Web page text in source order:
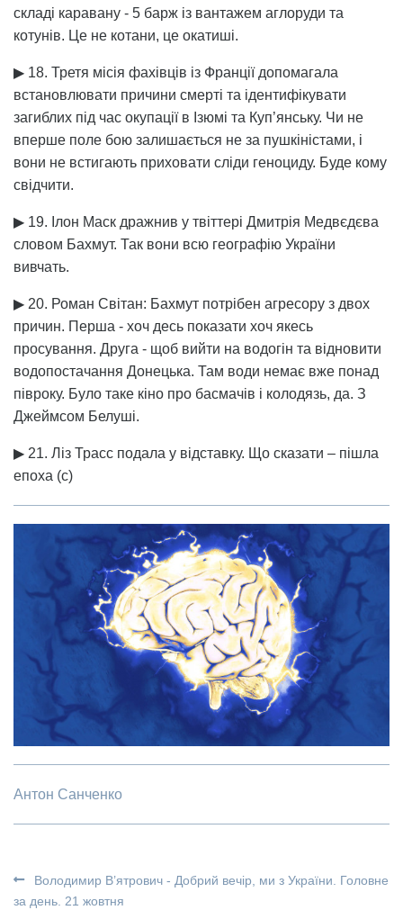
складі каравану - 5 барж із вантажем аглоруди та
котунів. Це не котани, це окатиші.
▶ 18. Третя місія фахівців із Франції допомагала
встановлювати причини смерті та ідентифікувати
загиблих під час окупації в Ізюмі та Куп’янську. Чи не
вперше поле бою залишається не за пушкіністами, і
вони не встигають приховати сліди геноциду. Буде кому
свідчити.
▶ 19. Ілон Маск дражнив у твіттері Дмитрія Медвєдєва
словом Бахмут. Так вони всю географію України
вивчать.
▶ 20. Роман Світан: Бахмут потрібен агресору з двох
причин. Перша - хоч десь показати хоч якесь
просування. Друга - щоб вийти на водогін та відновити
водопостачання Донецька. Там води немає вже понад
півроку. Було таке кіно про басмачів і колодязь, да. З
Джеймсом Белуші.
▶ 21. Ліз Трасс подала у відставку. Що сказати – пішла
епоха (с)
Антон Санченко
Володимир В’ятрович - Добрий вечір, ми з України. Головне
за день. 21 жовтня